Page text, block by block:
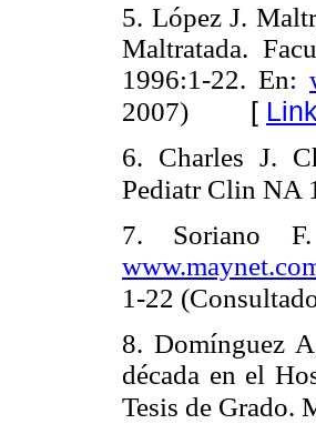
5. López J.
Maltratada.
1996:1-22. En:
2007) [
6. Charles J.
Pediatr Clin NA
7. Soriano
1-22
8. Domínguez
década en el
Tesis de Grado.